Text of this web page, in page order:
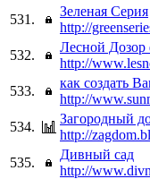
531.
Зеленая Серия
http://
532.
Лесной Дозор
http://
533.
как создать
http://
534.
Загородный
http://
535.
Дивный сад
http://